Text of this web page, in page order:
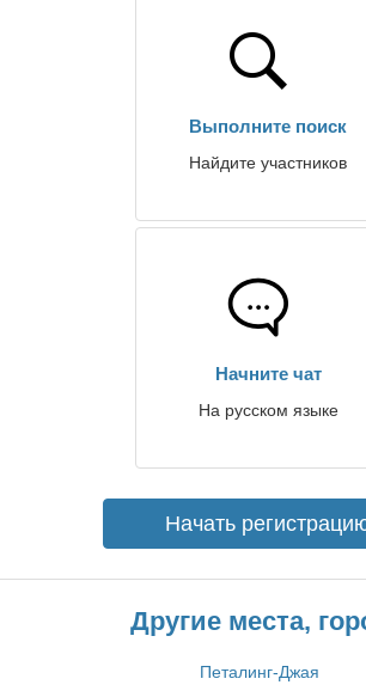
Выполните поиск
Найдите участников
Начните чат
На русском языке
Начать
Другие места,
Петалинг-Джая